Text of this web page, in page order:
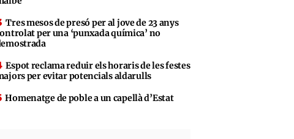
Tres mesos de presó per al jove de 23 anys
per una ‘punxada química’ no
Espot reclama reduir els horaris de les festes
per evitar potencials aldarulls
Homenatge de poble a un capellà d’Estat